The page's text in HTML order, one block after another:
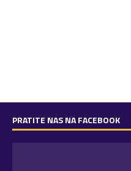
PRATITE NAS NA FACEBOOK